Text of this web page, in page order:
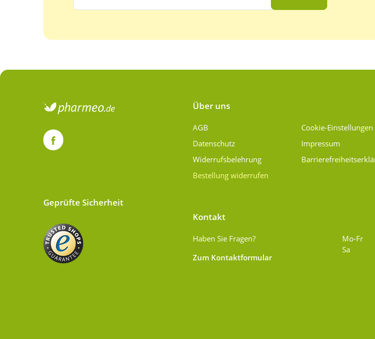
Über uns
AGB
Datenschutz
Widerrufsbelehrung
Bestellung widerrufen
Cookie-Einstellungen
Impressum
Kontakt
Haben Sie Fragen?
Zum Kontaktformular
Mo-Fr
Sa
Geprüfte Sicherheit